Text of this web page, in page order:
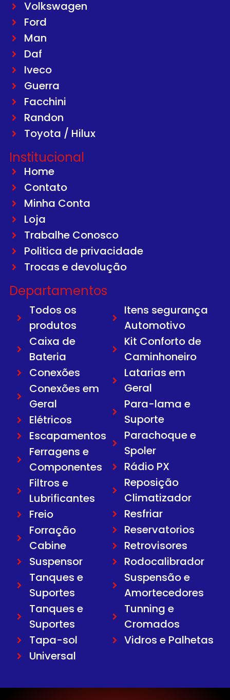
Volkswagen
Ford
Man
Daf
Iveco
Guerra
Facchini
Randon
Toyota / Hilux
Institucional
Home
Contato
Minha Conta
Loja
Trabalhe Conosco
Politica de privacidade
Trocas e devolução
Departamentos
Todos os
produtos
Caixa de
Bateria
Conexões
Conexões em
Geral
Elétricos
Escapamentos
Ferragens e
Componentes
Filtros e
Lubrificantes
Freio
Forração
Cabine
Suspensor
Tanques e
Suportes
Tanques e
Suportes
Tapa-sol
Universal
Itens segurança
Automotivo
Kit Conforto de
Caminhoneiro
Latarias em
Geral
Para-lama e
Suporte
Parachoque e
Spoler
Rádio PX
Reposição
Climatizador
Resfriar
Reservatorios
Retrovisores
Rodocalibrador
Suspensão e
Amortecedores
Tunning e
Cromados
Vidros e Palhetas